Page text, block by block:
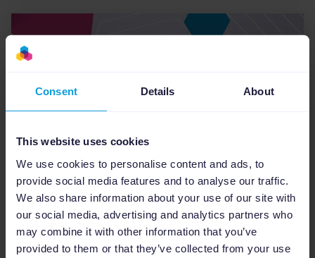
Consent Details About
This website uses cookies
We use cookies to personalise content and ads, to
provide social media features and to analyse our traffic.
We also share information about your use of our site with
our social media, advertising and analytics partners who
may combine it with other information that you’ve
provided to them or that they’ve collected from your use
Settore eCommerce 7min
L' ecommerce trend 2023
raccontato da Valeria Cipoletti
Vuoi sapere quali sono le tendenze nell settore